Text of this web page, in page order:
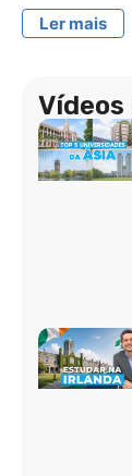
Ler mais
Vídeos